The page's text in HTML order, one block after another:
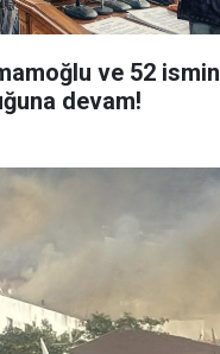
ve 52 ismin
devam!